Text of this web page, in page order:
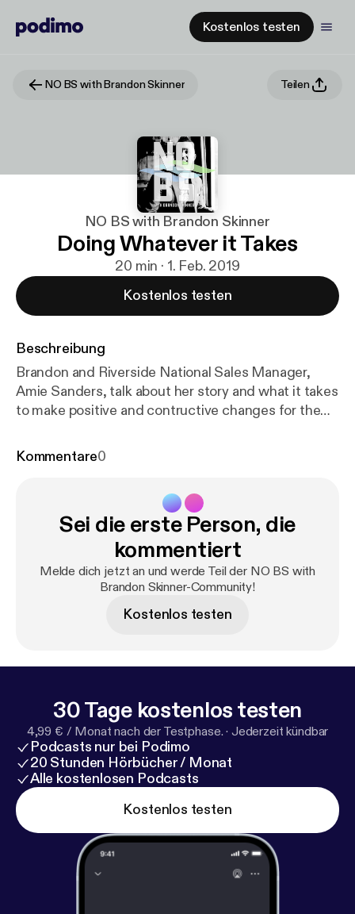
Kostenlos testen
NO BS with Brandon Skinner Teilen
NO BS with Brandon Skinner
Doing Whatever it Takes
20 min · 1. Feb. 2019
Kostenlos testen
Beschreibung
Brandon and Riverside National Sales Manager,
Amie Sanders, talk about her story and what it takes
to make positive and contructive changes for the
Kommentare0
Sei die erste Person, die
kommentiert
Melde dich jetzt an und werde Teil der NO BS with
Brandon Skinner-Community!
Kostenlos testen
30 Tage kostenlos testen
4,99 € / Monat nach der Testphase. · Jederzeit kündbar
Podcasts nur bei Podimo
20 Stunden Hörbücher / Monat
Alle kostenlosen Podcasts
Kostenlos testen